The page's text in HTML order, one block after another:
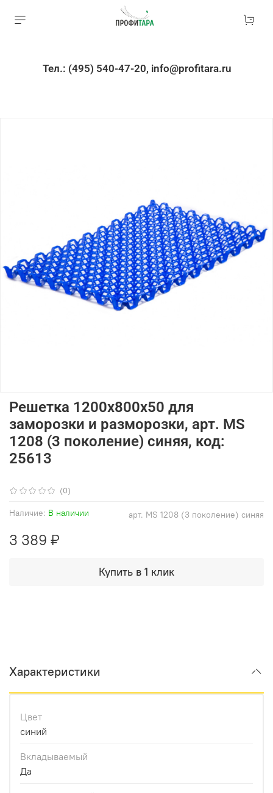
Тел.: (495) 540-47-20, info@profitara.ru
(0)
арт. MS 1208 (3 поколение) синяя
Наличие: В наличии
Решетка 1200х800х50 для
заморозки и разморозки, арт. MS
1208 (3 поколение) синяя, код:
25613
3 389 ₽
Купить в 1 клик
Характеристики
Цвет
синий
Вкладываемый
Да